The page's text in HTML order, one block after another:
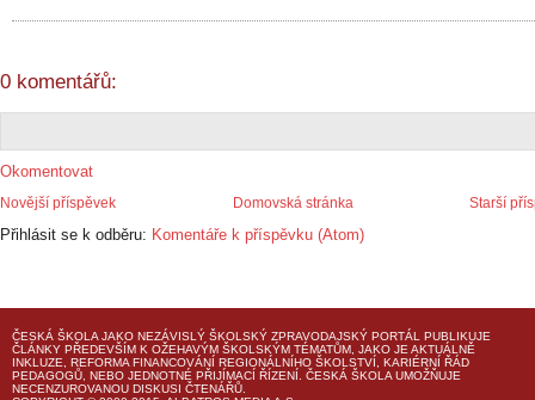
0 komentářů:
Okomentovat
Novější příspěvek Starší
Domovská stránka
Přihlásit se k odběru: Komentáře k příspěvku (Atom)
ČESKÁ ŠKOLA JAKO NEZÁVISLÝ ŠKOLSKÝ ZPRAVODAJSKÝ PORTÁL PUBLIKUJE
ČLÁNKY PŘEDEVŠÍM K OŽEHAVÝM ŠKOLSKÝM TÉMATŮM, JAKO JE AKTUÁLNĚ
INKLUZE, REFORMA FINANCOVÁNÍ REGIONÁLNÍHO ŠKOLSTVÍ, KARIÉRNÍ ŘÁD
PEDAGOGŮ, NEBO JEDNOTNÉ PŘIJÍMACÍ ŘÍZENÍ. ČESKÁ ŠKOLA UMOŽŇUJE
NECENZUROVANOU DISKUSI ČTENÁŘŮ.